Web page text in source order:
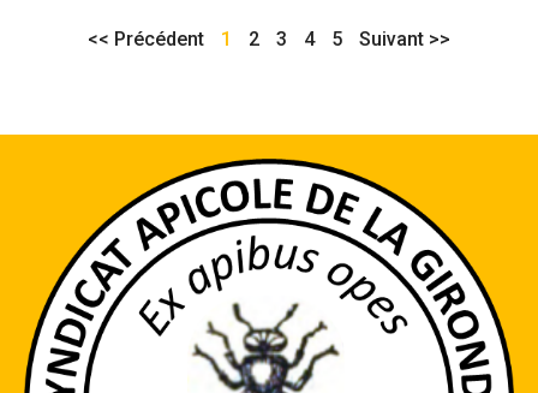
<< Précédent 1 2 3 4 5 Suivant >>